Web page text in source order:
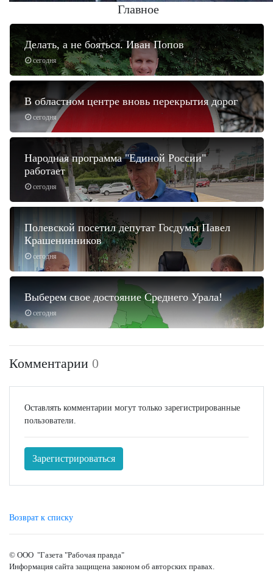
Главное
сегодня
Делать, а не бояться. Иван Попов
сегодня
В областном центре вновь перекрытия дорог
сегодня
Народная программа "Единой России"
работает
сегодня
Полевской посетил депутат Госдумы Павел
Крашенинников
сегодня
Выберем свое достояние Среднего Урала!
Комментарии 0
Оставлять комментарии могут только зарегистрированные
пользователи.
Зарегистрироваться
Возврат к списку
© ООО "Газета "Рабочая правда"
Информация сайта защищена законом об авторских правах.